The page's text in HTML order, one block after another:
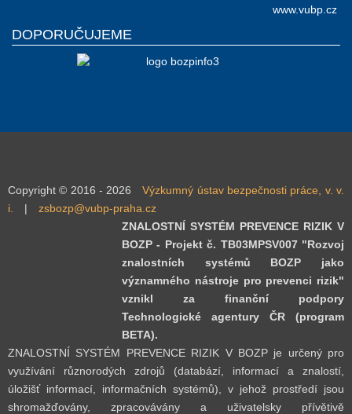
www.vubp.cz
DOPORUČUJEME
Copyright © 2016 - 2026
Výzkumný ústav bezpečnosti práce, v. v.
i.
|
zsbozp@vubp-praha.cz
ZNALOSTNÍ SYSTÉM PREVENCE RIZIK V
BOZP - Projekt č. TB03MPSV007 "Rozvoj
znalostních systémů BOZP jako
významného nástroje pro prevenci rizik"
vznikl za finanční podpory
Technologické agentury ČR (program
BETA).
ZNALOSTNÍ SYSTÉM PREVENCE RIZIK V BOZP je určený pro
využívání různorodých zdrojů (databází, informací a znalostí,
úložišť informací, informačních systémů), v jehož prostředí jsou
shromažďovány, zpracovávány a uživatelsky přívětivě